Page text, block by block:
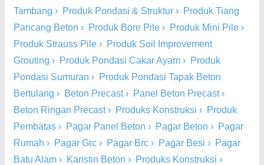
Tambang › Produk Pondasi & Struktur › Produk Tiang
Pancang Beton › Produk Bore Pile › Produk Mini Pile ›
Produk Strauss Pile › Produk Soil Improvement
Grouting › Produk Pondasi Cakar Ayam › Produk
Pondasi Sumuran › Produk Pondasi Tapak Beton
Bertulang › Beton Precast› Panel Beton Precast›
Beton Ringan Precast› Produks Konstruksi › Produk
Pembatas › Pagar Panel Beton › Pagar Beton › Pagar
Rumah › Pagar Grc › Pagar Brc › Pagar Besi › Pagar
Batu Alam › Kanstin Beton › Produks Konstruksi ›